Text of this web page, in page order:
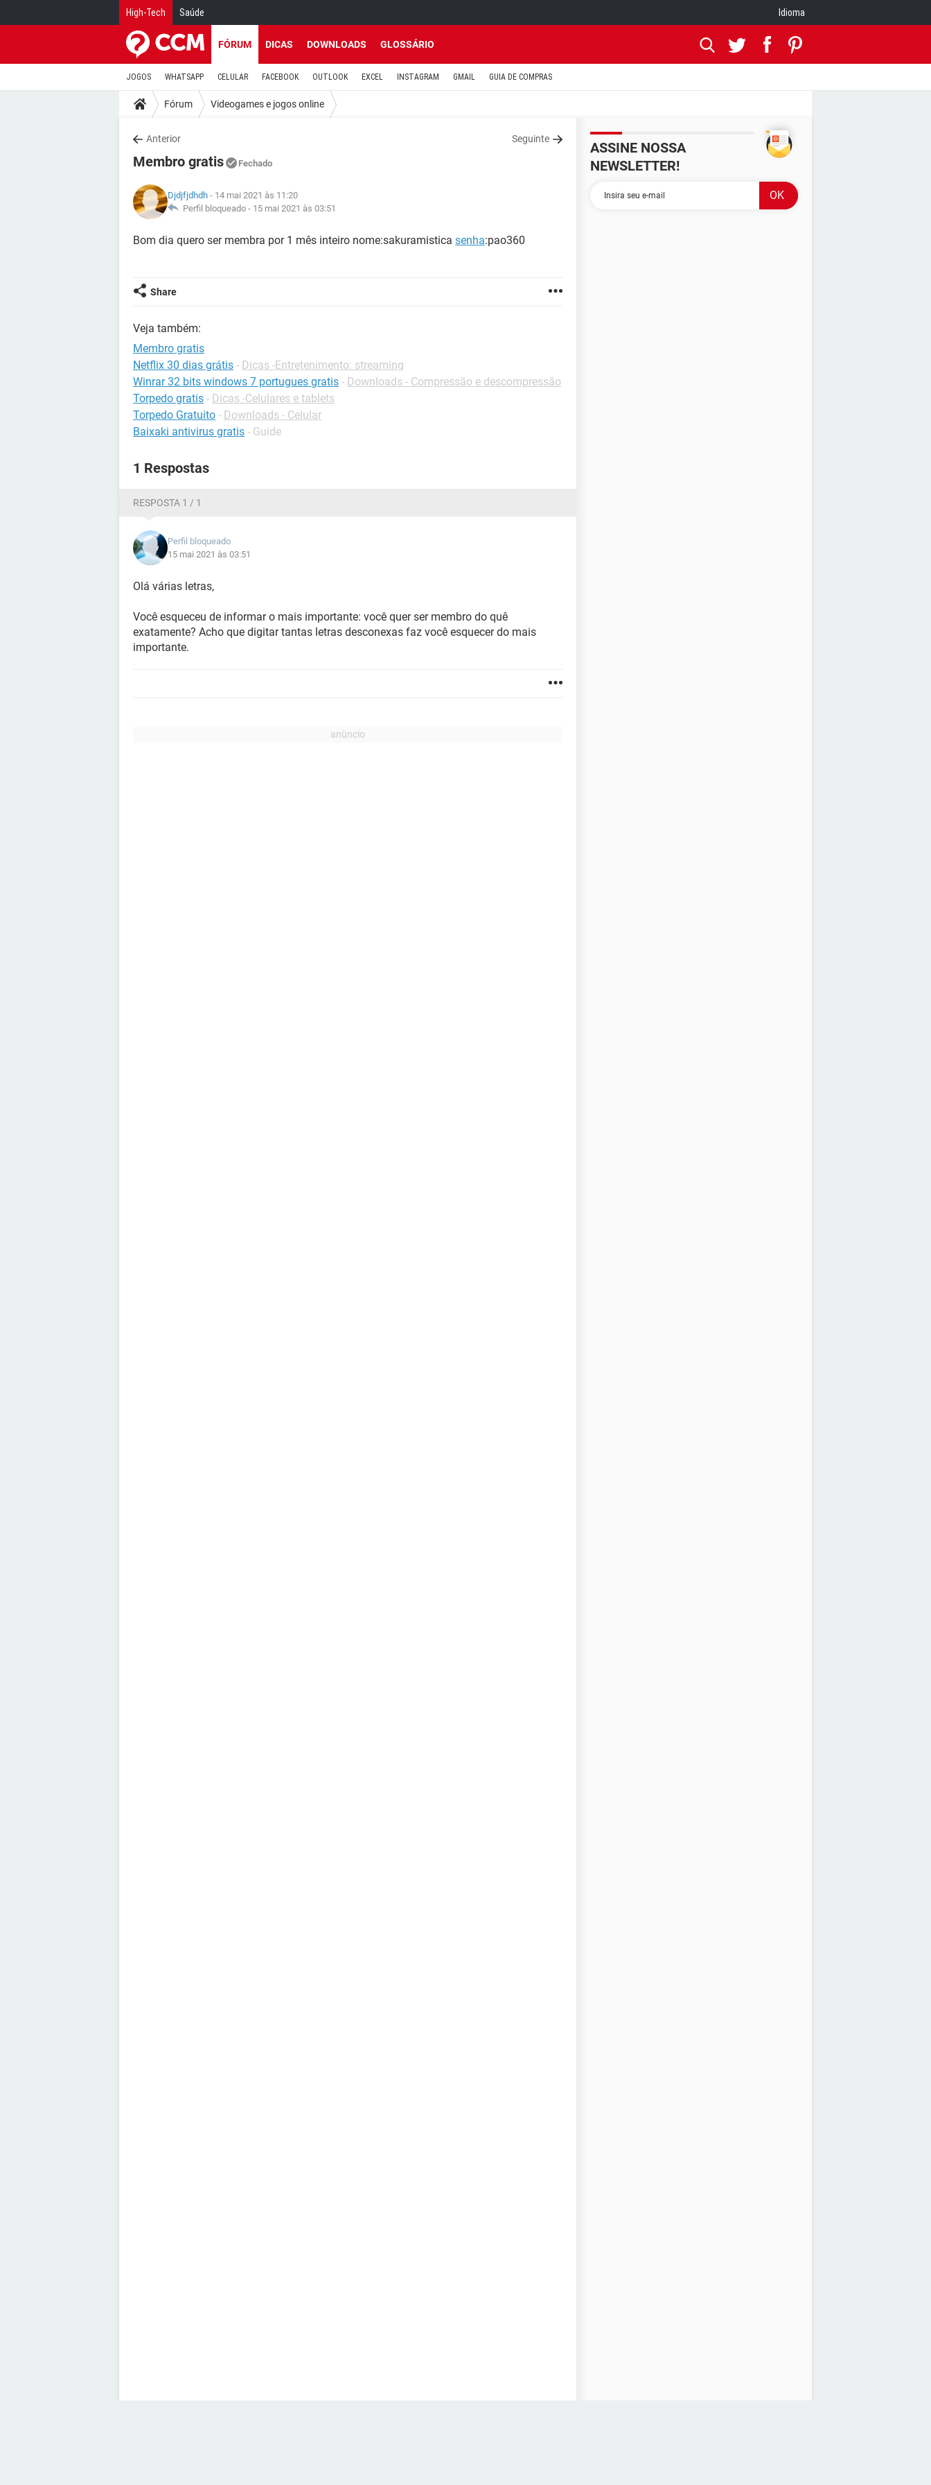
High-Tech Saúde Idioma
FÓRUM DICAS DOWNLOADS GLOSSÁRIO
JOGOS WHATSAPP CELULAR FACEBOOK OUTLOOK EXCEL INSTAGRAM GMAIL GUIA DE COMPRAS
Fórum Videogames e jogos online
Anterior Seguinte
Membro gratis Fechado
Djdjfjdhdh - 14 mai 2021 às 11:20
Perfil bloqueado - 15 mai 2021 às 03:51
Bom dia quero ser membra por 1 mês inteiro nome:sakuramistica senha:pao360
Share
Veja também:
Membro gratis
Netflix 30 dias grátis - Dicas -Entretenimento: streaming
Winrar 32 bits windows 7 portugues gratis - Downloads - Compressão e descompressão
Torpedo gratis - Dicas -Celulares e tablets
Torpedo Gratuito - Downloads - Celular
Baixaki antivirus gratis - Guide
1 Respostas
RESPOSTA 1 / 1
Perfil bloqueado
15 mai 2021 às 03:51
Olá várias letras,
Você esqueceu de informar o mais importante: você quer ser membro do quê
exatamente? Acho que digitar tantas letras desconexas faz você esquecer do mais
importante.
ASSINE NOSSA
NEWSLETTER!